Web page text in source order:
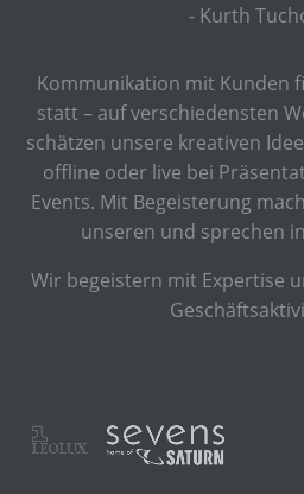
- Kurth
Kommunikation mit Kunden
statt – auf verschiedensten
schätzen unsere kreativen
offline oder live bei
Events. Mit Begeisterung
unseren und sprechen
Wir begeistern mit Expertise